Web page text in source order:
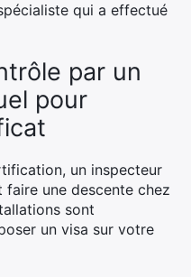
qui a effectué
par un
pour
un inspecteur
une descente chez
sont
un visa sur votre